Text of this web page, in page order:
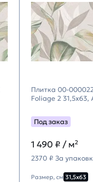
Плитка 00-
Foliage 2
Под заказ
1 490 ₽ / м²
2370 ₽ За
Размер, см 31,5х63